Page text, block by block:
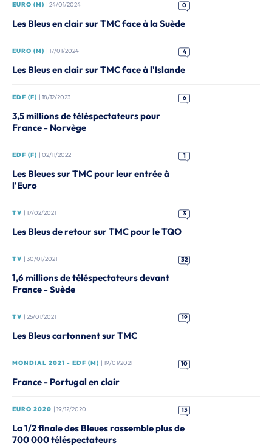
EURO (M) | 24/01/2024 0
Les Bleus en clair sur TMC face à la Suède
EURO (M) | 17/01/2024 4
Les Bleus en clair sur TMC face à l'Islande
EDF (F) | 18/12/2023 6
3,5 millions de téléspectateurs pour
France - Norvège
EDF (F) | 02/11/2022 1
Les Bleues sur TMC pour leur entrée à
l'Euro
TV | 17/02/2021 3
Les Bleus de retour sur TMC pour le TQO
TV | 30/01/2021 32
1,6 millions de téléspectateurs devant
France - Suède
TV | 25/01/2021 19
Les Bleus cartonnent sur TMC
MONDIAL 2021 - EDF (M) | 19/01/2021 10
France - Portugal en clair
EURO 2020 | 19/12/2020 13
La 1/2 finale des Bleues rassemble plus de
700 000 téléspectateurs